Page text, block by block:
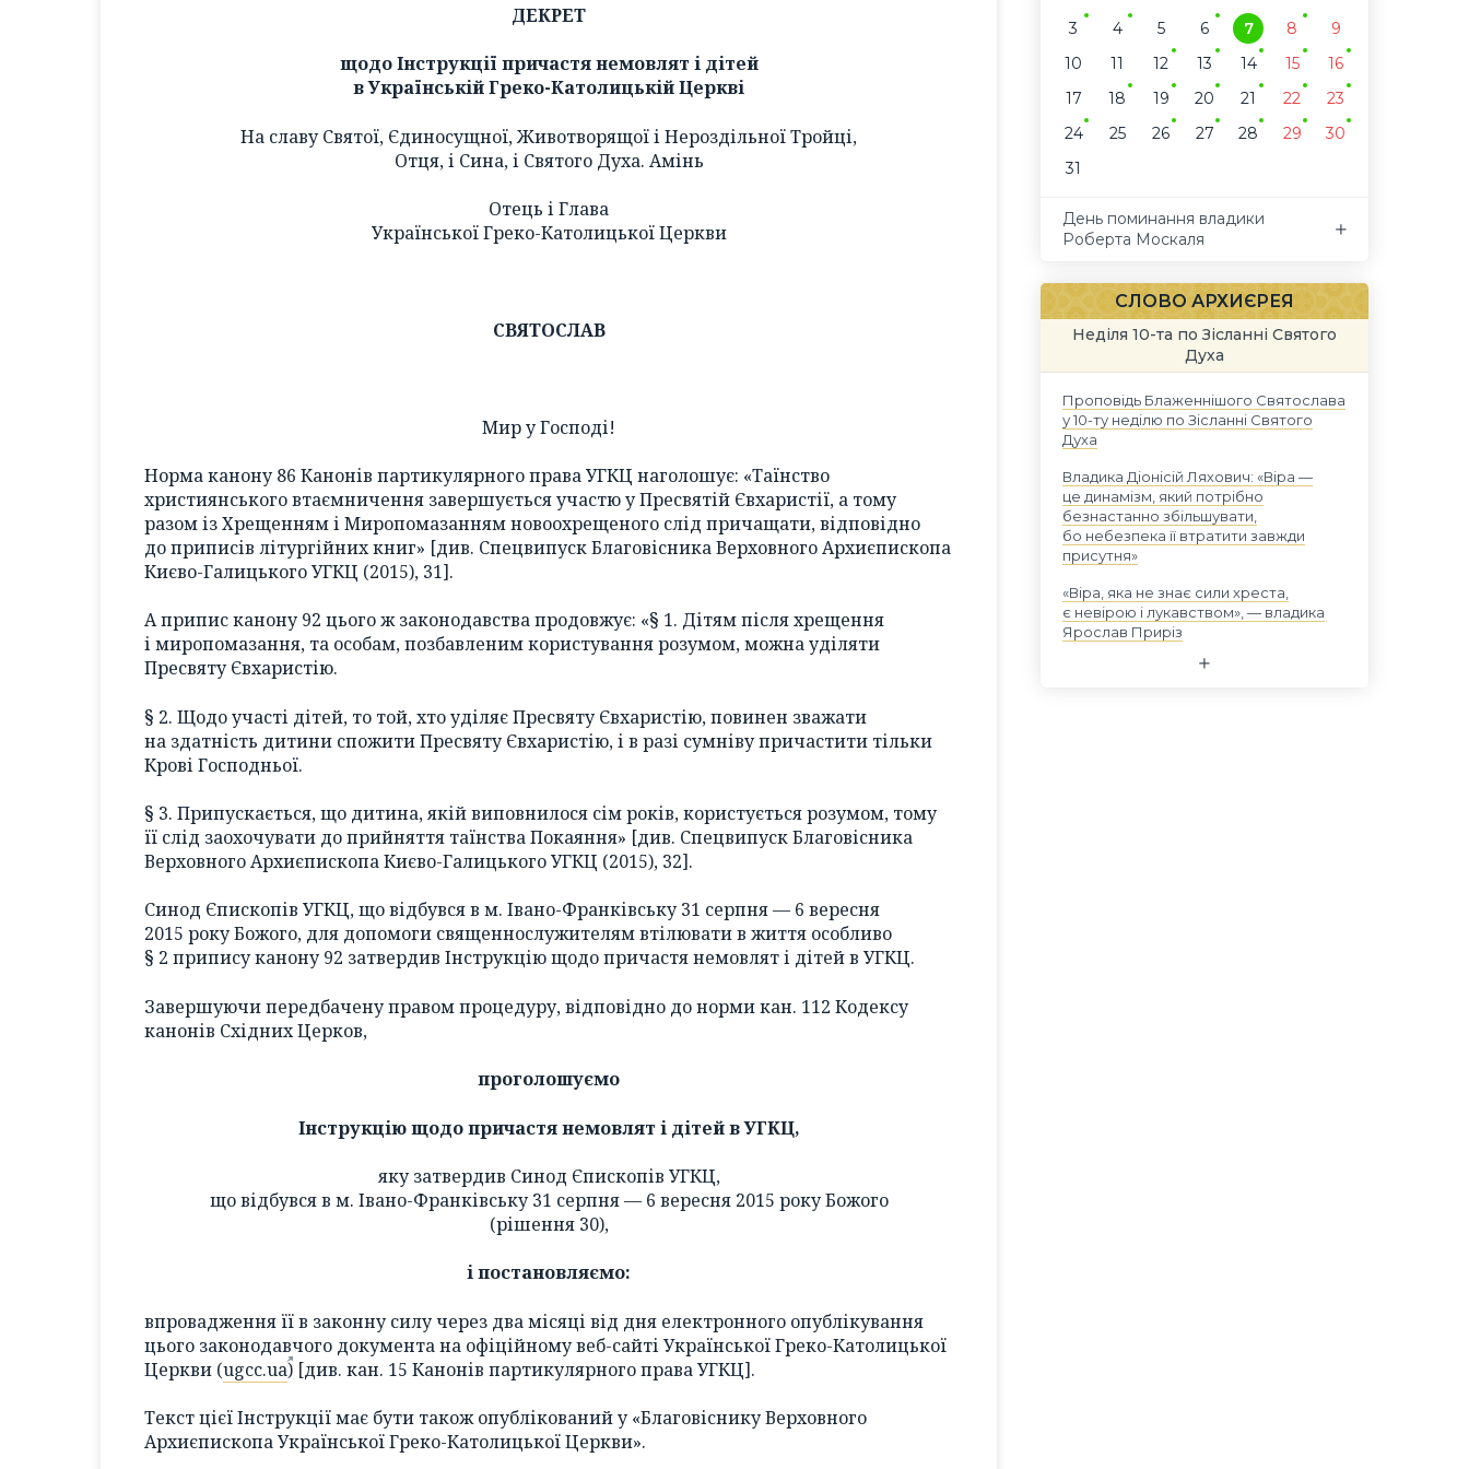
ДЕКРЕТ
щодо Інструкції причастя немовлят і дітей
в Українській Греко-Католицькій Церкві
На славу Святої, Єдиносущної, Животворящої і Нероздільної Тройці,
Отця, і Сина, і Святого Духа. Амінь
Отець і Глава
Української Греко-Католицької Церкви
СВЯТОСЛАВ
Мир у Господі!
Норма канону 86 Канонів партикулярного права УГКЦ наголошує: «Таїнство
християнського втаємничення завершується участю у Пресвятій Євхаристії, а тому
разом із Хрещенням і Миропомазанням новоохрещеного слід причащати, відповідно
до приписів літургійних книг» [див. Спецвипуск Благовісника Верховного Архиєпископа
Києво-Галицького УГКЦ (2015), 31].
А припис канону 92 цього ж законодавства продовжує: «§ 1. Дітям після хрещення
і миропомазання, та особам, позбавленим користування розумом, можна уділяти
Пресвяту Євхаристію.
§ 2. Щодо участі дітей, то той, хто уділяє Пресвяту Євхаристію, повинен зважати
на здатність дитини спожити Пресвяту Євхаристію, і в разі сумніву причастити тільки
Крові Господньої.
§ 3. Припускається, що дитина, якій виповнилося сім років, користується розумом, тому
її слід заохочувати до прийняття таїнства Покаяння» [див. Спецвипуск Благовісника
Верховного Архиєпископа Києво-Галицького УГКЦ (2015), 32].
Синод Єпископів УГКЦ, що відбувся в м. Івано-Франківську 31 серпня — 6 вересня
2015 року Божого, для допомоги священнослужителям втілювати в життя особливо
§ 2 припису канону 92 затвердив Інструкцію щодо причастя немовлят і дітей в УГКЦ.
Завершуючи передбачену правом процедуру, відповідно до норми кан. 112 Кодексу
канонів Східних Церков,
проголошуємо
Інструкцію щодо причастя немовлят і дітей в УГКЦ,
яку затвердив Синод Єпископів УГКЦ,
що відбувся в м. Івано-Франківську 31 серпня — 6 вересня 2015 року Божого
(рішення 30),
і постановляємо:
впровадження її в законну силу через два місяці від дня електронного опублікування
цього законодавчого документа на офіційному веб-сайті Української Греко-Католицької
Церкви (ugcc.ua) [див. кан. 15 Канонів партикулярного права УГКЦ].
Текст цієї Інструкції має бути також опублікований у «Благовіснику Верховного
Архиєпископа Української Греко-Католицької Церкви».
3
4 5 6 7 8
9
10
11 12 13 14 15
16
17
18 19 20 21 22
23
24
25 26 27 28 29
30
31
День поминання владики
Роберта Москаля
СЛОВО АРХИЄРЕЯ
Неділя 10-та по Зісланні Святого
Духа
Проповідь Блаженнішого Святослава
у 10-ту неділю по Зісланні Святого
Духа
Владика Діонісій Ляхович: «Віра —
це динамізм, який потрібно
безнастанно збільшувати,
бо небезпека її втратити завжди
присутня»
«Віра, яка не знає сили хреста,
є невірою і лукавством», — владика
Ярослав Приріз